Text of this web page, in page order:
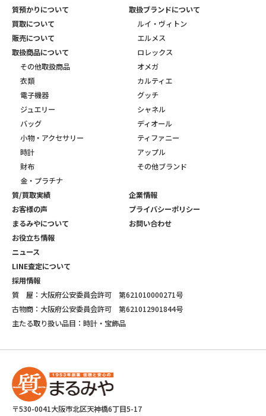
質預かりについて
買取について
販売について
取扱商品について
その他取扱商品
衣類
電子機器
ジュエリー
バッグ
小物・アクセサリー
時計
財布
金・プラチナ
取扱ブランドについて
ルイ・ヴィトン
エルメス
ロレックス
オメガ
カルティエ
グッチ
シャネル
ディオール
ティファニー
アップル
その他ブランド
質/買取実績
お客様の声
まるみやについて
お役立ち情報
ニュース
LINE査定について
採用情報
企業情報
プライバシーポリシー
お問い合わせ
質 屋：大阪府公安委員会許可 第621010000271号
古物商：大阪府公安委員会許可 第621012901844号
主たる取り扱い品目：時計・宝飾品
〒530-0041大阪市北区天神橋6丁目5-17